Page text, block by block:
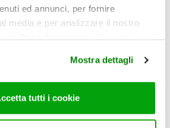
ed annunci, per fornire
media e per analizzare il nostro
pubblicità e social media, i quali
con altre informazioni che ha
raccolto dal suo utilizzo dei loro
policy. Se clicchi sulla “X” per
Mostra dettagli
tutti i cookie
nella ciotola.